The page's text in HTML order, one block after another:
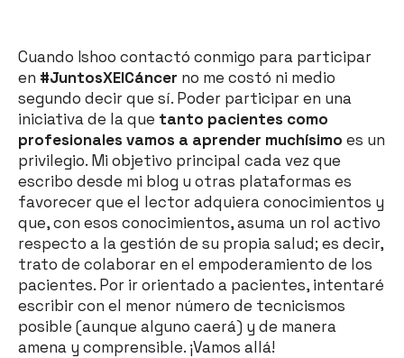
Cuando Ishoo contactó conmigo para participar
en #JuntosXElCáncer no me costó ni medio
segundo decir que sí. Poder participar en una
iniciativa de la que tanto pacientes como
profesionales vamos a aprender muchísimo es un
privilegio. Mi objetivo principal cada vez que
escribo desde mi blog u otras plataformas es
favorecer que el lector adquiera conocimientos y
que, con esos conocimientos, asuma un rol activo
respecto a la gestión de su propia salud; es decir,
trato de colaborar en el empoderamiento de los
pacientes. Por ir orientado a pacientes, intentaré
escribir con el menor número de tecnicismos
posible (aunque alguno caerá) y de manera
amena y comprensible. ¡Vamos allá!